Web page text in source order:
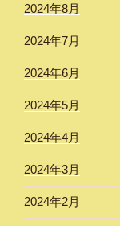
2024年8月
2024年7月
2024年6月
2024年5月
2024年4月
2024年3月
2024年2月